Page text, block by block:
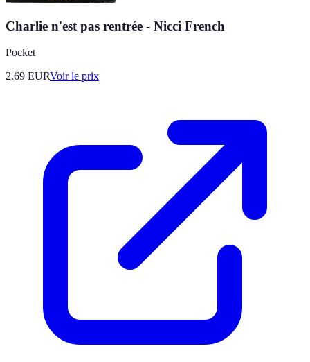
Charlie n'est pas rentrée - Nicci French
Pocket
2.69 EURVoir le prix